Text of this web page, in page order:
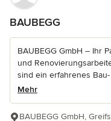
BAUBEGG
BAUBEGG GmbH – Ihr
und
sind ein erfahrenes Bau-
Mehr
BAUBEGG GmbH,